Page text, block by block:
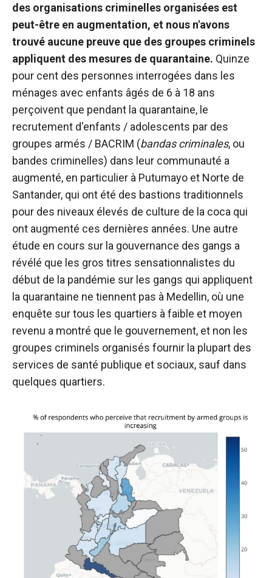
des organisations criminelles organisées est
peut-être en augmentation, et nous n'avons
trouvé aucune preuve que des groupes criminels
appliquent des mesures de quarantaine. Quinze
pour cent des personnes interrogées dans les
ménages avec enfants âgés de 6 à 18 ans
perçoivent que pendant la quarantaine, le
recrutement d'enfants / adolescents par des
groupes armés / BACRIM (bandas criminales, ou
bandes criminelles) dans leur communauté a
augmenté, en particulier à Putumayo et Norte de
Santander, qui ont été des bastions traditionnels
pour des niveaux élevés de culture de la coca qui
ont augmenté ces dernières années. Une autre
étude en cours sur la gouvernance des gangs a
révélé que les gros titres sensationnalistes du
début de la pandémie sur les gangs qui appliquent
la quarantaine ne tiennent pas à Medellin, où une
enquête sur tous les quartiers à faible et moyen
revenu a montré que le gouvernement, et non les
groupes criminels organisés fournir la plupart des
services de santé publique et sociaux, sauf dans
quelques quartiers.